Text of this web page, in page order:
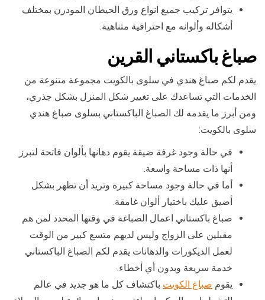
يتوافر تركيب جميع انواع ورق الحيطان المودرن بمختلف
أشكاله وألوانه مع احترافية متناهية.
صباغ باكستاني القرين
يقدم لكم صباغ هندي في سلوى بالكويت مجموعة متنوعة من
الخدمات التي تساعدك على تغيير شكل المنزل بشكل جذري،
ومن أبرز ما يقدمه لك الصباغ الباكستاني بسلوى صباغ هندي
سلوى بالكويت:
في حالة وجود غرفة ضيقة يقوم دهانها بألوان فاتحة لتبرز
أنها ذات مساحة واسعة.
أما في حالة وجود مساحة كبيرة وتريد أن تظهر بشكل
أضيق عليك باختيار ألوان غامقة.
صباغ باكستاني اعمال الصباغة في وقتها المحدد لمن هم
مقبلين على الزواج وليس لديهم متسع كبير من الوقت
لعمل الديكورات والدهانات يقدم لكم الصباغ الباكستاني
خدمة سريعة وبدون أي أخطاء.
يقوم صباغ الكويت باكتشاف كل ما هو جديد في عالم